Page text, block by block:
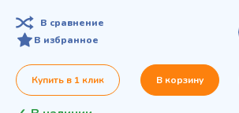
В сравнение
В избранное
Купить в 1 клик В корзину